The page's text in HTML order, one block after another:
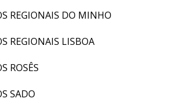
REGIONAIS DO MINHO
REGIONAIS LISBOA
ROSÊS
SADO